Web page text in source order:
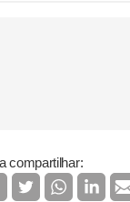
compartilhar: